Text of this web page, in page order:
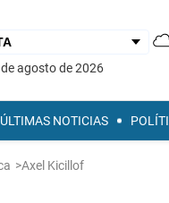
de agosto de 2026
ÚLTIMAS NOTICIAS
>Axel Kicillof